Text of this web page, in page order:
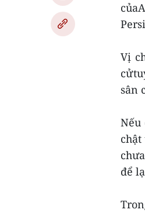
Vị
sân
Nếu
để